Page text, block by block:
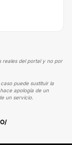
reales del portal y no por
puede sustituir la
apología de un
un servicio.